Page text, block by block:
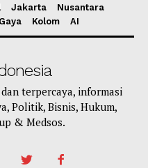
Jakarta
Nusantara
Gaya Kolom AI
terpercaya, informasi
Politik, Bisnis, Hukum,
& Medsos.